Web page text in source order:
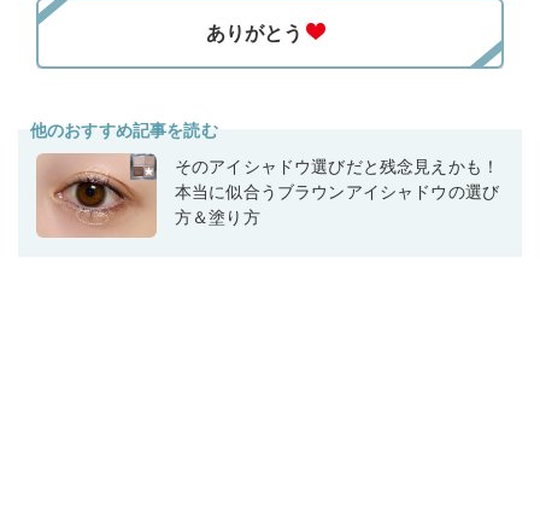
他のおすすめ記事を読む
そのアイシャドウ選びだと残念見えかも！
本当に似合うブラウンアイシャドウの選び
方＆塗り方